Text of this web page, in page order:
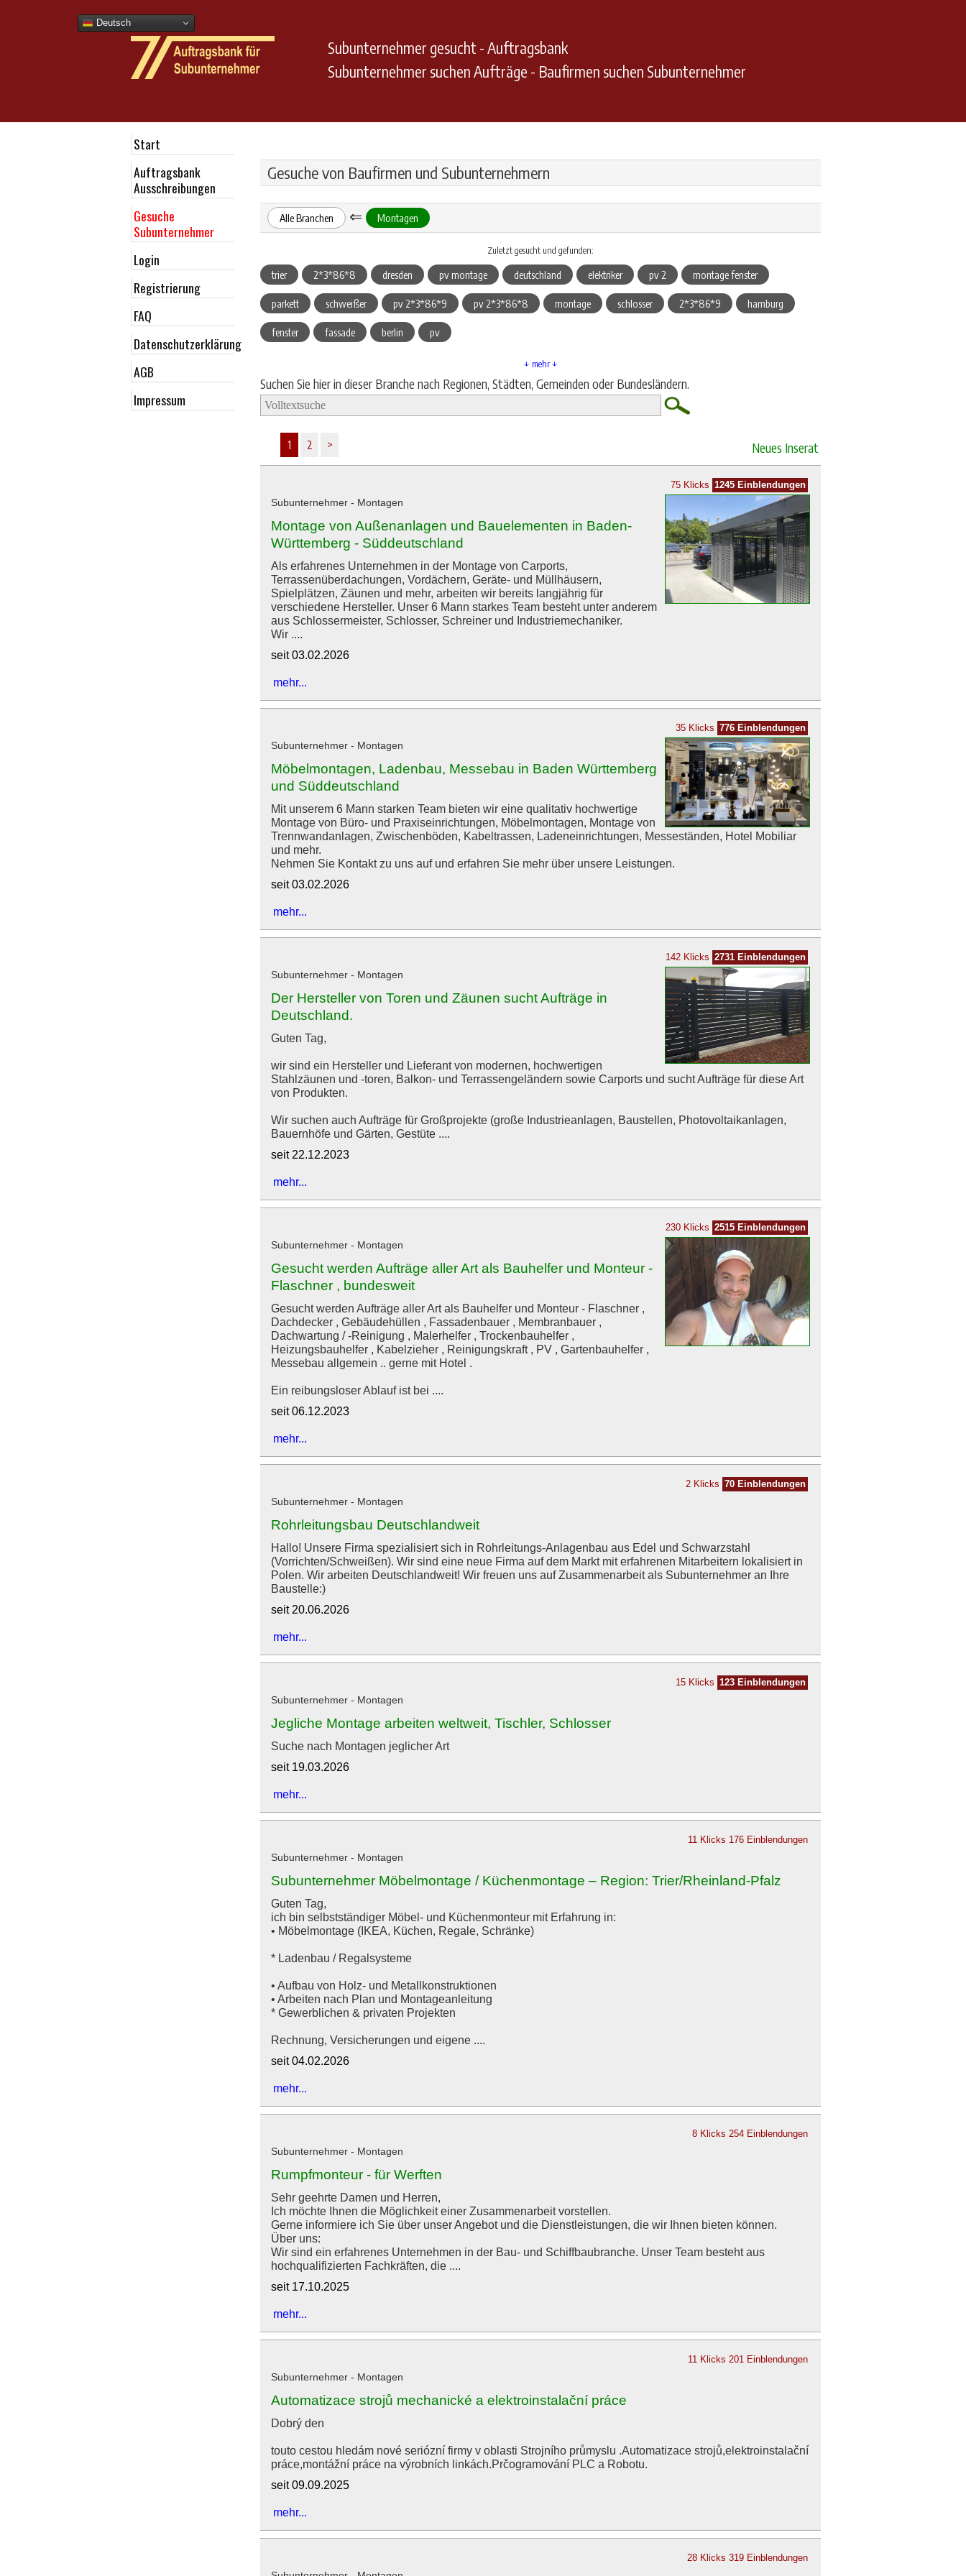
Deutsch
Subunternehmer gesucht - Auftragsbank
Subunternehmer suchen Aufträge - Baufirmen suchen Subunternehmer
Start
Auftragsbank
Ausschreibungen
Gesuche
Subunternehmer
Login
Registrierung
FAQ
Datenschutzerklärung
AGB
Impressum
Gesuche von Baufirmen und Subunternehmern
Alle Branchen ⇐ Montagen
Zuletzt gesucht und gefunden:
trier 2*3*86*8 dresden pv montage deutschland elektriker pv 2 montage fenster
parkett schweißer pv 2*3*86*9 pv 2*3*86*8 montage schlosser 2*3*86*9 hamburg
fenster fassade berlin pv
↓ mehr ↓
Suchen Sie hier in dieser Branche nach Regionen, Städten, Gemeinden oder Bundesländern.
1 2 > Neues Inserat
75 Klicks 1245 Einblendungen
Subunternehmer - Montagen
Montage von Außenanlagen und Bauelementen in Baden-
Württemberg - Süddeutschland
Als erfahrenes Unternehmen in der Montage von Carports,
Terrassenüberdachungen, Vordächern, Geräte- und Müllhäusern,
Spielplätzen, Zäunen und mehr, arbeiten wir bereits langjährig für
verschiedene Hersteller. Unser 6 Mann starkes Team besteht unter anderem
aus Schlossermeister, Schlosser, Schreiner und Industriemechaniker.
Wir ....
seit 03.02.2026
mehr...
35 Klicks 776 Einblendungen
Subunternehmer - Montagen
Möbelmontagen, Ladenbau, Messebau in Baden Württemberg
und Süddeutschland
Mit unserem 6 Mann starken Team bieten wir eine qualitativ hochwertige
Montage von Büro- und Praxiseinrichtungen, Möbelmontagen, Montage von
Trennwandanlagen, Zwischenböden, Kabeltrassen, Ladeneinrichtungen, Messeständen, Hotel Mobiliar
und mehr.
Nehmen Sie Kontakt zu uns auf und erfahren Sie mehr über unsere Leistungen.
seit 03.02.2026
mehr...
142 Klicks 2731 Einblendungen
Subunternehmer - Montagen
Der Hersteller von Toren und Zäunen sucht Aufträge in
Deutschland.
Guten Tag,
wir sind ein Hersteller und Lieferant von modernen, hochwertigen
Stahlzäunen und -toren, Balkon- und Terrassengeländern sowie Carports und sucht Aufträge für diese Art
von Produkten.
Wir suchen auch Aufträge für Großprojekte (große Industrieanlagen, Baustellen, Photovoltaikanlagen,
Bauernhöfe und Gärten, Gestüte ....
seit 22.12.2023
mehr...
230 Klicks 2515 Einblendungen
Subunternehmer - Montagen
Gesucht werden Aufträge aller Art als Bauhelfer und Monteur -
Flaschner , bundesweit
Gesucht werden Aufträge aller Art als Bauhelfer und Monteur - Flaschner ,
Dachdecker , Gebäudehüllen , Fassadenbauer , Membranbauer ,
Dachwartung / -Reinigung , Malerhelfer , Trockenbauhelfer ,
Heizungsbauhelfer , Kabelzieher , Reinigungskraft , PV , Gartenbauhelfer ,
Messebau allgemein .. gerne mit Hotel .
Ein reibungsloser Ablauf ist bei ....
seit 06.12.2023
mehr...
2 Klicks 70 Einblendungen
Subunternehmer - Montagen
Rohrleitungsbau Deutschlandweit
Hallo! Unsere Firma spezialisiert sich in Rohrleitungs-Anlagenbau aus Edel und Schwarzstahl
(Vorrichten/Schweißen). Wir sind eine neue Firma auf dem Markt mit erfahrenen Mitarbeitern lokalisiert in
Polen. Wir arbeiten Deutschlandweit! Wir freuen uns auf Zusammenarbeit als Subunternehmer an Ihre
Baustelle:)
seit 20.06.2026
mehr...
15 Klicks 123 Einblendungen
Subunternehmer - Montagen
Jegliche Montage arbeiten weltweit, Tischler, Schlosser
Suche nach Montagen jeglicher Art
seit 19.03.2026
mehr...
11 Klicks 176 Einblendungen
Subunternehmer - Montagen
Subunternehmer Möbelmontage / Küchenmontage – Region: Trier/Rheinland-Pfalz
Guten Tag,
ich bin selbstständiger Möbel- und Küchenmonteur mit Erfahrung in:
• Möbelmontage (IKEA, Küchen, Regale, Schränke)
* Ladenbau / Regalsysteme
• Aufbau von Holz- und Metallkonstruktionen
• Arbeiten nach Plan und Montageanleitung
* Gewerblichen & privaten Projekten
Rechnung, Versicherungen und eigene ....
seit 04.02.2026
mehr...
8 Klicks 254 Einblendungen
Subunternehmer - Montagen
Rumpfmonteur - für Werften
Sehr geehrte Damen und Herren,
Ich möchte Ihnen die Möglichkeit einer Zusammenarbeit vorstellen.
Gerne informiere ich Sie über unser Angebot und die Dienstleistungen, die wir Ihnen bieten können.
Über uns:
Wir sind ein erfahrenes Unternehmen in der Bau- und Schiffbaubranche. Unser Team besteht aus
hochqualifizierten Fachkräften, die ....
seit 17.10.2025
mehr...
11 Klicks 201 Einblendungen
Subunternehmer - Montagen
Automatizace strojů mechanické a elektroinstalační práce
Dobrý den
touto cestou hledám nové seriózní firmy v oblasti Strojního průmyslu .Automatizace strojů,elektroinstalační
práce,montážní práce na výrobních linkách.Prčogramování PLC a Robotu.
seit 09.09.2025
mehr...
28 Klicks 319 Einblendungen